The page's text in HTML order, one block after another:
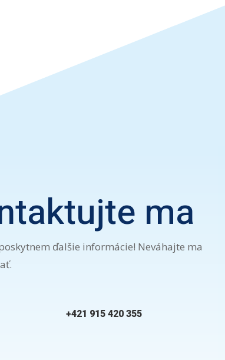
ma
ďalšie informácie! Neváhajte ma
+421 915 420 355